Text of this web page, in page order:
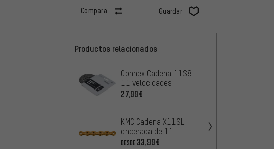
Compara Guardar
Productos relacionados
Connex Cadena 11S8
11 velocidades
27,99€
KMC Cadena X11SL
encerada de 11
velocidades
DESDE 33,99€